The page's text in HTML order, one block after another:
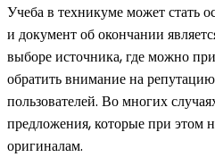
Учеба в техникуме может стать
и документ об окончании
выборе источника, где можно
обратить внимание на
пользователей. Во многих
предложения, которые при этом
оригиналам.